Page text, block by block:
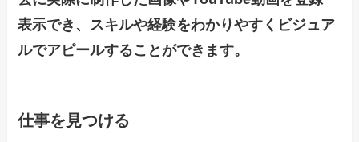
表示でき、スキルや経験をわかりやすくビジュア
ルでアピールすることができます。
仕事を見つける